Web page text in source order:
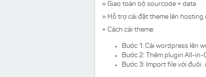
» Giao toàn bộ sourcode + data
» Hỗ trợ cài đặt theme lên hosting
+ Cách cài theme:
Bước 1: Cài wordpress lên
Bước 2: Thêm plugin All-in-
Bước 3: Import file với đuôi